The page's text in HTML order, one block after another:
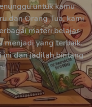
untuk kamu
dan Orang Tua, kami
materi belajar
menjadi yang terbaik.
ini dan jadilah bintang